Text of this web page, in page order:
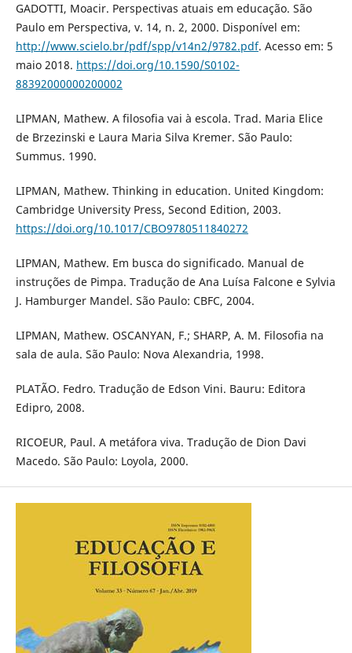
GADOTTI, Moacir. Perspectivas atuais em educação. São
Paulo em Perspectiva, v. 14, n. 2, 2000. Disponível em:
http://www.scielo.br/pdf/spp/v14n2/9782.pdf. Acesso em: 5
maio 2018. https://doi.org/10.1590/S0102-
88392000000200002
LIPMAN, Mathew. A filosofia vai à escola. Trad. Maria Elice
de Brzezinski e Laura Maria Silva Kremer. São Paulo:
Summus. 1990.
LIPMAN, Mathew. Thinking in education. United Kingdom:
Cambridge University Press, Second Edition, 2003.
https://doi.org/10.1017/CBO9780511840272
LIPMAN, Mathew. Em busca do significado. Manual de
instruções de Pimpa. Tradução de Ana Luísa Falcone e Sylvia
J. Hamburger Mandel. São Paulo: CBFC, 2004.
LIPMAN, Mathew. OSCANYAN, F.; SHARP, A. M. Filosofia na
sala de aula. São Paulo: Nova Alexandria, 1998.
PLATÃO. Fedro. Tradução de Edson Vini. Bauru: Editora
Edipro, 2008.
RICOEUR, Paul. A metáfora viva. Tradução de Dion Davi
Macedo. São Paulo: Loyola, 2000.